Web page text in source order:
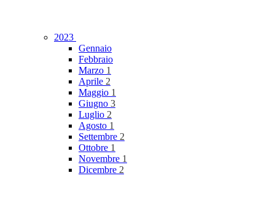
2023
Gennaio
Febbraio
Marzo 1
Aprile 2
Maggio 1
Giugno 3
Luglio 2
Agosto 1
Settembre 2
Ottobre 1
Novembre 1
Dicembre 2